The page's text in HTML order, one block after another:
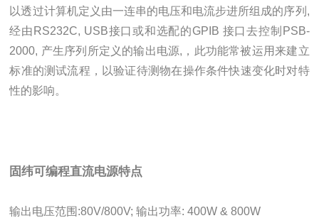
以透过计算机定义由一连串的电压和电流步进所组成的序列,
经由RS232C, USB接口或和选配的GPIB 接口去控制PSB-
2000, 产生序列所定义的输出电源,，此功能常被运用来建立
标准的测试流程，以验证待测物在操作条件快速变化时对特
性的影响。
固纬可编程直流电源特点
输出电压范围:80V/800V; 输出功率: 400W & 800W